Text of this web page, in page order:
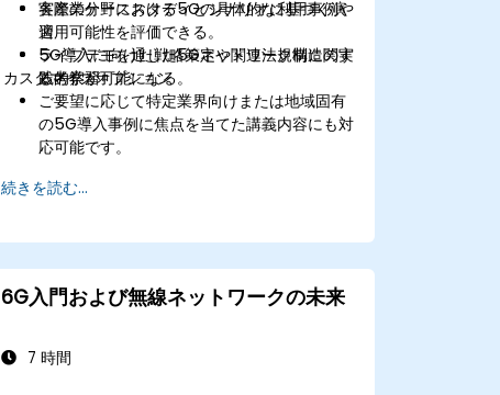
各産業分野における5Gの具体的な利用事例や
適用可能性を評価できる。
5G導入に向けた戦略策定や関連法規制に関す
る考察が可能になる。
実際のケーススタディとシナリオに基づく演
習
ライブデモを通じた5Gネットワーク構造の実
践的学習
カスタマイズオプション
ご要望に応じて特定業界向けまたは地域固有
の5G導入事例に焦点を当てた講義内容にも対
応可能です。
続きを読む...
6G入門および無線ネットワークの未来
7 時間